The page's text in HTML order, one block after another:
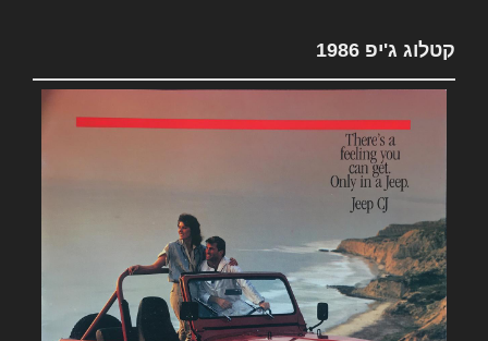
קטלוג ג'יפ 1986